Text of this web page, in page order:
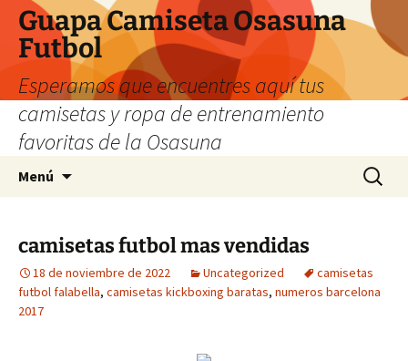
Guapa Camiseta Osasuna
Futbol
Esperamos que encuentres aquí tus
camisetas y ropa de entrenamiento
favoritas de la Osasuna
Menú Buscar:
camisetas futbol mas vendidas
18 de noviembre de 2022 Uncategorized
camisetas
futbol falabella, camisetas kickboxing baratas, numeros barcelona
2017